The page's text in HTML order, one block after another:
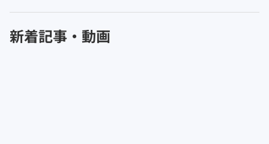
新着記事・動画